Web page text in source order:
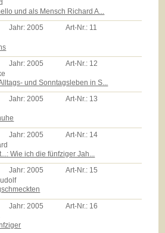
und als Mensch Richard A...
Jahr:2005 Art-Nr.: 11
Jahr:2005 Art-Nr.: 12
und Sonntagsleben in S...
Jahr:2005 Art-Nr.: 13
Jahr: 2005 Art-Nr.: 14
Wie ich die fünfziger Jah...
Jahr:2005 Art-Nr.: 15
Jahr: 2005 Art-Nr.: 16